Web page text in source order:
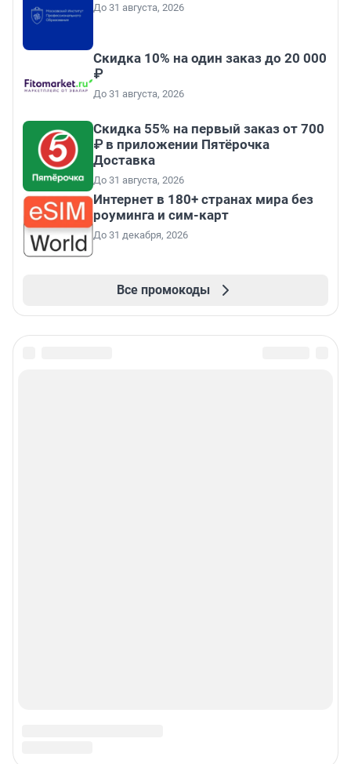
До 31 августа, 2026
Скидка 10% на один заказ до 20 000
₽
До 31 августа, 2026
Скидка 55% на первый заказ от 700
₽ в приложении Пятёрочка
Доставка
До 31 августа, 2026
Интернет в 180+ странах мира без
роуминга и сим-карт
До 31 декабря, 2026
Все промокоды